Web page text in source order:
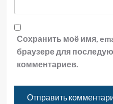
Сохранить моё имя,
браузере для
комментариев.